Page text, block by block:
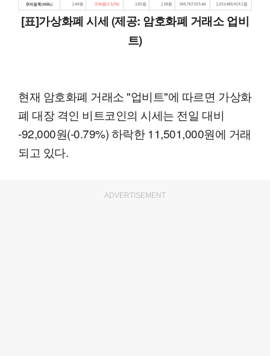
[표]가상화폐 시세 (제공: 암호화폐 거래소 업비
트)
현재 암호화폐 거래소 "업비트"에 따르면 가상화
폐 대장 격인 비트코인의 시세는 전일 대비
-92,000원(-0.79%) 하락한 11,501,000원에 거래
되고 있다.
ADVERTISEMENT